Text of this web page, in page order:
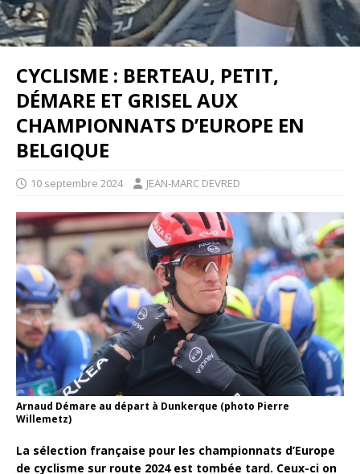
CYCLISME : BERTEAU, PETIT,
DÉMARE ET GRISEL AUX
CHAMPIONNATS D’EUROPE EN
BELGIQUE
10 septembre 2024 JEAN-MARC DEVRED
Arnaud Démare au départ à Dunkerque (photo Pierre
Willemetz)
La sélection française pour les championnats d’Europe
de cyclisme sur route 2024 est tombée tard. Ceux-ci on